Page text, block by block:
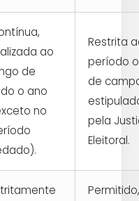
ao
de
o ano
no
Restrita
período
de
pela
Eleitoral.
Permitido,